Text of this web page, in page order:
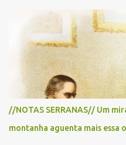
reunirá atletas de diferentes
passando pelos municípios de
do Sul, Lindoia e Socorro. Para
participantes e do público,
da região serão interditados
A largada será na Rua Coronel
para cerca de 2.000 ciclistas, às
cronograma da organização e
as interdições ocorrerão de
//NOTAS SERRANAS// Um
montanha aguenta mais essa